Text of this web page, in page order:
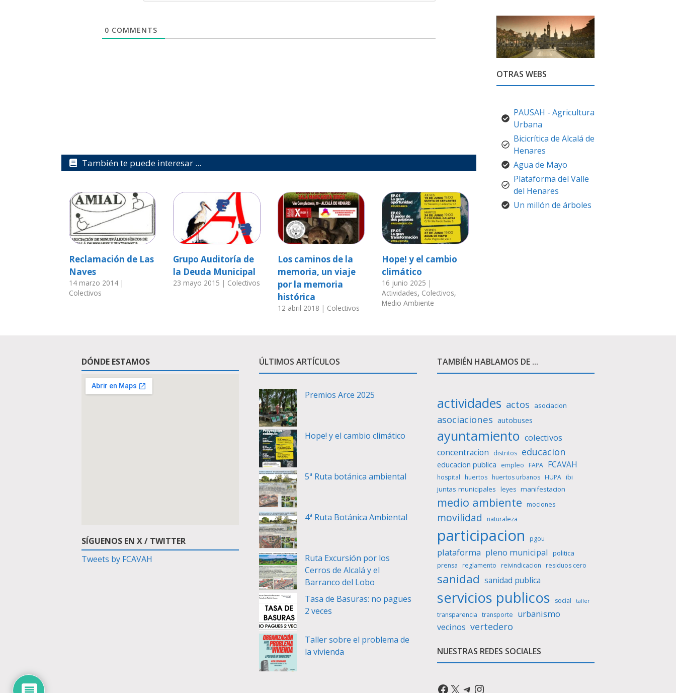
0 COMMENTS
También te puede interesar ...
Reclamación de Las
Naves
14 marzo 2014 |
Colectivos
Grupo Auditoría de
la Deuda Municipal
23 mayo 2015 | Colectivos
Los caminos de la
memoria, un viaje
por la memoria
histórica
12 abril 2018 | Colectivos
Hope! y el cambio
climático
16 junio 2025 |
Actividades, Colectivos,
Medio Ambiente
OTRAS WEBS
PAUSAH - Agricultura
Urbana
Bicicrítica de Alcalá de
Henares
Agua de Mayo
Plataforma del Valle
del Henares
Un millón de árboles
DÓNDE ESTAMOS
SÍGUENOS EN X / TWITTER
Tweets by FCAVAH
ÚLTIMOS ARTÍCULOS
Premios Arce 2025
Hope! y el cambio climático
5ª Ruta botánica ambiental
4ª Ruta Botánica Ambiental
Ruta Excursión por los
Cerros de Alcalá y el
Barranco del Lobo
Tasa de Basuras: no pagues
2 veces
Taller sobre el problema de
la vivienda
TAMBIÉN HABLAMOS DE ...
actividades actos asociacion
asociaciones autobuses
ayuntamiento colectivos
concentracion distritos educacion
educacion publica empleo FAPA FCAVAH
hospital huertos huertos urbanos HUPA ibi
juntas municipales
leyes manifestacion
medio ambiente mociones
movilidad naturaleza
participacion pgou
plataforma pleno municipal politica
prensa reglamento reivindicacion residuos cero
sanidad sanidad publica
servicios publicos social taller
transparencia transporte
urbanismo
vecinos vertedero
NUESTRAS REDES SOCIALES
Facebook
X Telegram
Instagram